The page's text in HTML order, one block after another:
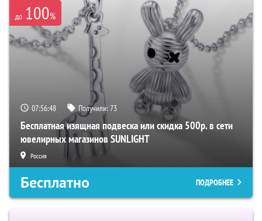
до 100%
07:56:47 Получили:73
Бесплатная изящная подвеска или скидка 500р. в сети
ювелирных магазинов SUNLIGHT
Россия
Бесплатно ПОДРОБНЕЕ